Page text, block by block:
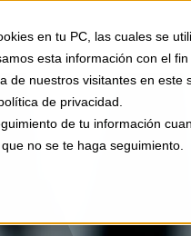
en tu PC, las cuales se
esta información con el
de nuestros visitantes en
de privacidad
de tu información
no se te haga seguimiento.
Divisiones